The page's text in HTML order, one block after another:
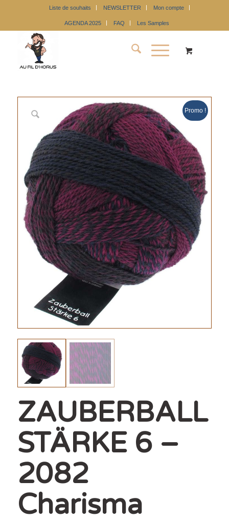
Liste de souhaits NEWSLETTER Mon compte
AGENDA 2025 FAQ Les Samples
Promo !
ZAUBERBALL
STÄRKE 6 –
2082
Charisma